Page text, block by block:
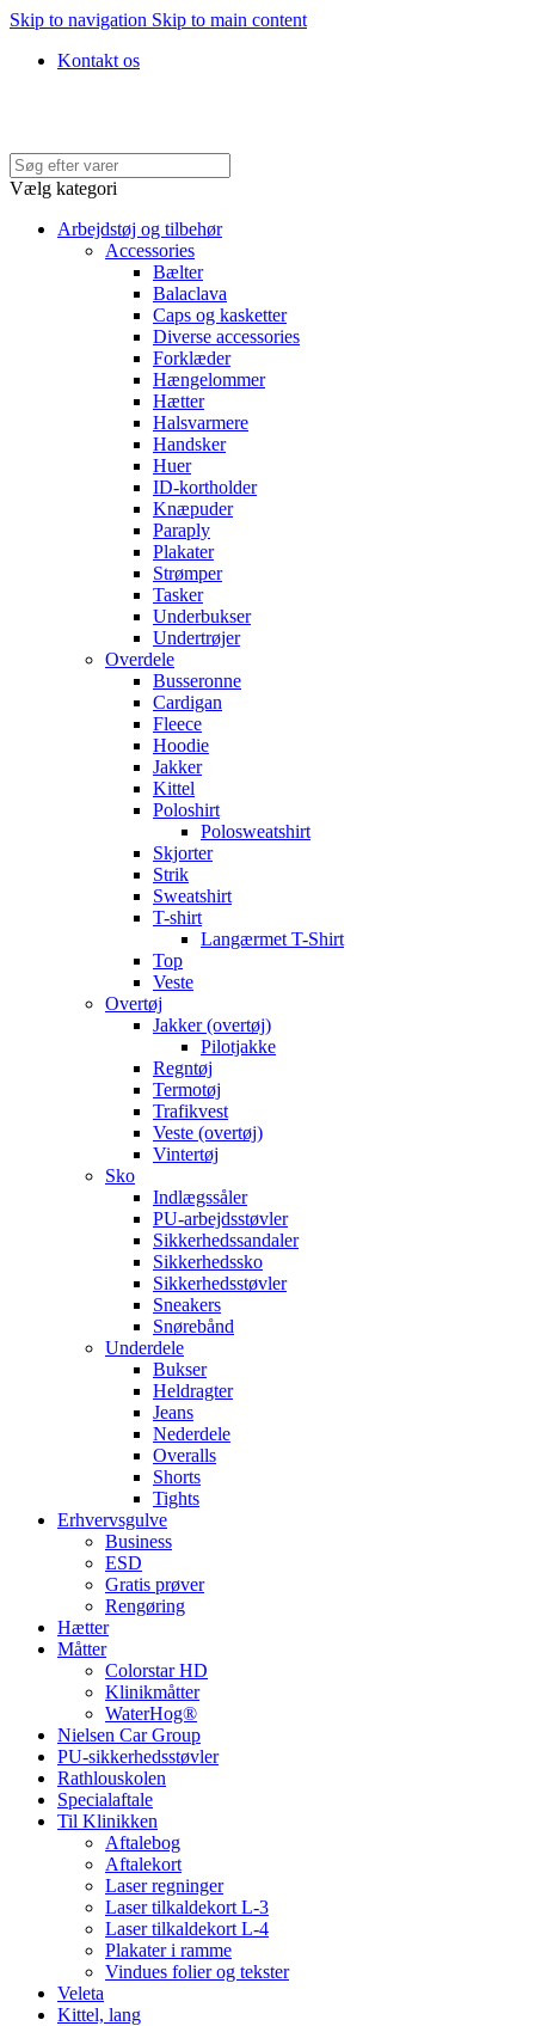
Skip to navigation Skip to main content
Kontakt os
Vælg kategori
Arbejdstøj og tilbehør
Accessories
Bælter
Balaclava
Caps og kasketter
Diverse accessories
Forklæder
Hængelommer
Hætter
Halsvarmere
Handsker
Huer
ID-kortholder
Knæpuder
Paraply
Plakater
Strømper
Tasker
Underbukser
Undertrøjer
Overdele
Busseronne
Cardigan
Fleece
Hoodie
Jakker
Kittel
Poloshirt
Polosweatshirt
Skjorter
Strik
Sweatshirt
T-shirt
Langærmet T-Shirt
Top
Veste
Overtøj
Jakker (overtøj)
Pilotjakke
Regntøj
Termotøj
Trafikvest
Veste (overtøj)
Vintertøj
Sko
Indlægssåler
PU-arbejdsstøvler
Sikkerhedssandaler
Sikkerhedssko
Sikkerhedsstøvler
Sneakers
Snørebånd
Underdele
Bukser
Heldragter
Jeans
Nederdele
Overalls
Shorts
Tights
Erhvervsgulve
Business
ESD
Gratis prøver
Rengøring
Hætter
Måtter
Colorstar HD
Klinikmåtter
WaterHog®
Nielsen Car Group
PU-sikkerhedsstøvler
Rathlouskolen
Specialaftale
Til Klinikken
Aftalebog
Aftalekort
Laser regninger
Laser tilkaldekort L-3
Laser tilkaldekort L-4
Plakater i ramme
Vindues folier og tekster
Veleta
Kittel, lang